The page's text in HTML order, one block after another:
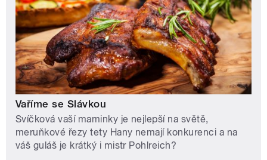
Vaříme se Slávkou
Svíčková vaší maminky je nejlepší na světě,
meruňkové řezy tety Hany nemají konkurenci a na
váš guláš je krátký i mistr Pohlreich?